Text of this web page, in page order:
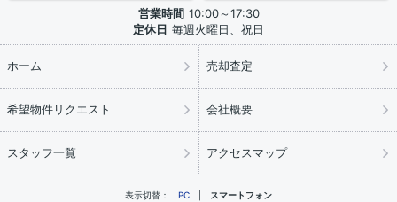
営業時間 10:00～17:30
定休日 毎週火曜日、祝日
ホーム 売却査定
希望物件リクエスト 会社概要
スタッフ一覧 アクセスマップ
表示切替： PC スマートフォン